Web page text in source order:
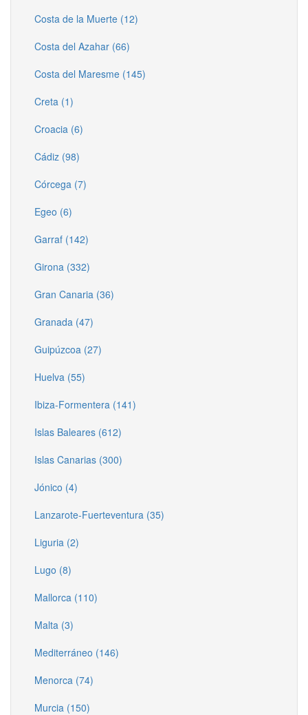
Costa de la Muerte (12)
Costa del Azahar (66)
Costa del Maresme (145)
Creta (1)
Croacia (6)
Cádiz (98)
Córcega (7)
Egeo (6)
Garraf (142)
Girona (332)
Gran Canaria (36)
Granada (47)
Guipúzcoa (27)
Huelva (55)
Ibiza-Formentera (141)
Islas Baleares (612)
Islas Canarias (300)
Jónico (4)
Lanzarote-Fuerteventura (35)
Liguria (2)
Lugo (8)
Mallorca (110)
Malta (3)
Mediterráneo (146)
Menorca (74)
Murcia (150)